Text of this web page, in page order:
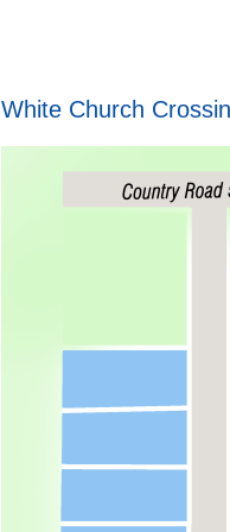
White Church